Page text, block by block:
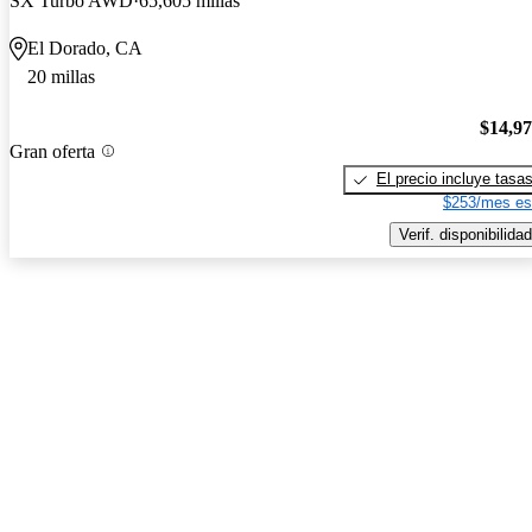
El Dorado, CA
20 millas
Gran oferta
El precio incluye tasas
$253/mes
Verif. disponibilidad